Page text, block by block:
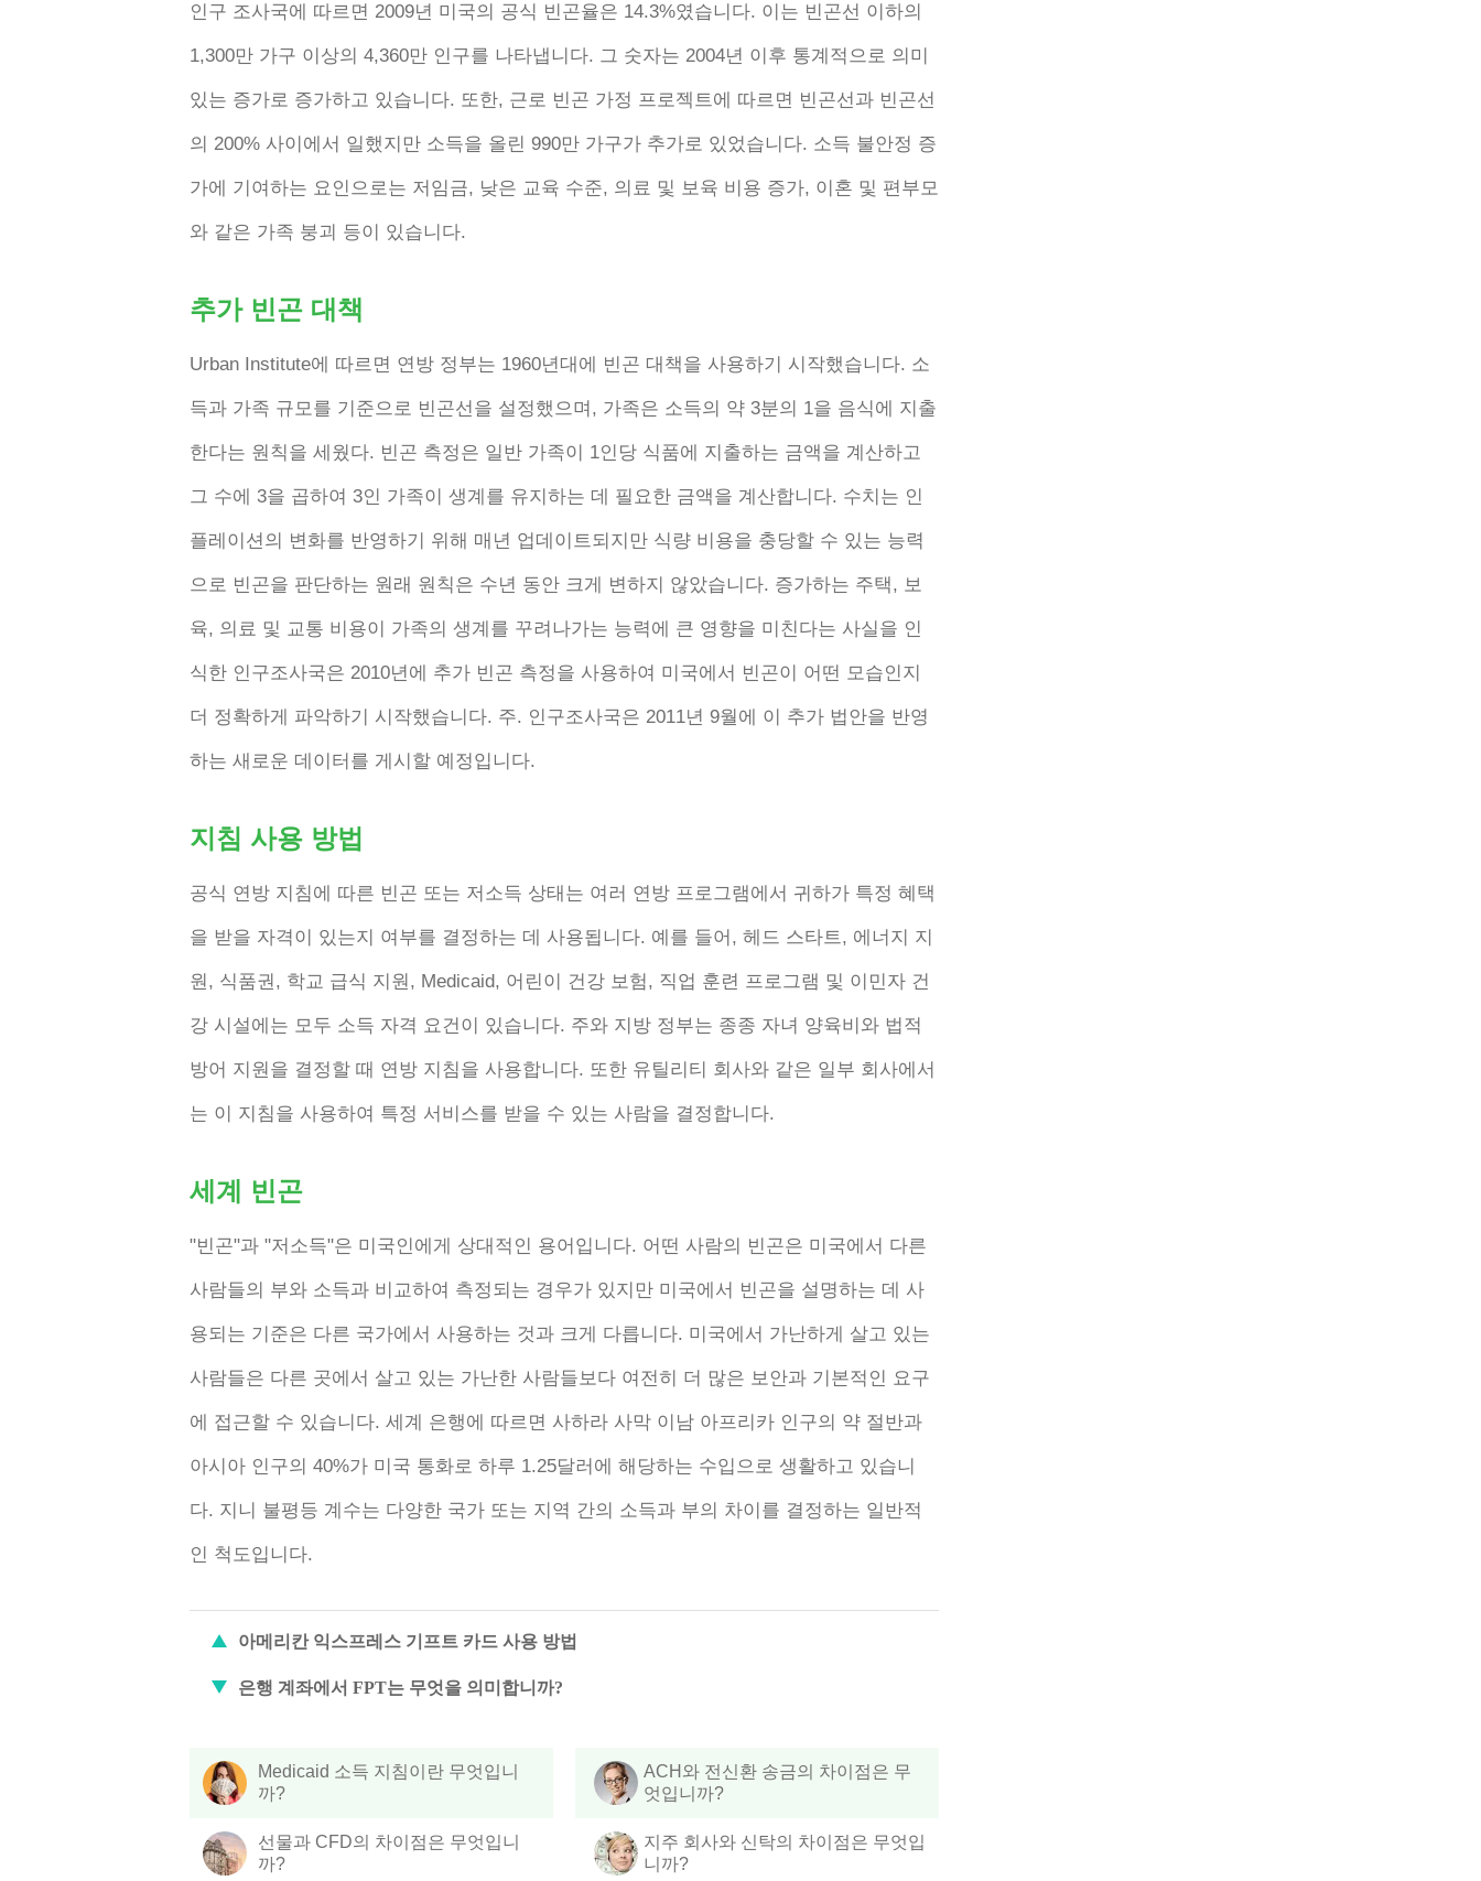
인구 조사국에 따르면 2009년 미국의 공식 빈곤율은 14.3%였습니다. 이는 빈곤선 이하의
1,300만 가구 이상의 4,360만 인구를 나타냅니다. 그 숫자는 2004년 이후 통계적으로 의미
있는 증가로 증가하고 있습니다. 또한, 근로 빈곤 가정 프로젝트에 따르면 빈곤선과 빈곤선
의 200% 사이에서 일했지만 소득을 올린 990만 가구가 추가로 있었습니다. 소득 불안정 증
가에 기여하는 요인으로는 저임금, 낮은 교육 수준, 의료 및 보육 비용 증가, 이혼 및 편부모
와 같은 가족 붕괴 등이 있습니다.
추가 빈곤 대책
Urban Institute에 따르면 연방 정부는 1960년대에 빈곤 대책을 사용하기 시작했습니다. 소
득과 가족 규모를 ​​기준으로 빈곤선을 설정했으며, 가족은 소득의 약 3분의 1을 음식에 지출
한다는 원칙을 세웠다. 빈곤 측정은 일반 가족이 1인당 식품에 지출하는 금액을 계산하고
그 수에 3을 곱하여 3인 가족이 생계를 유지하는 데 필요한 금액을 계산합니다. 수치는 인
플레이션의 변화를 반영하기 위해 매년 업데이트되지만 식량 비용을 충당할 수 있는 능력
으로 빈곤을 판단하는 원래 원칙은 수년 동안 크게 변하지 않았습니다. 증가하는 주택, 보
육, 의료 및 교통 비용이 가족의 생계를 꾸려나가는 능력에 큰 영향을 미친다는 사실을 인
식한 인구조사국은 2010년에 추가 빈곤 측정을 사용하여 미국에서 빈곤이 어떤 모습인지
더 정확하게 파악하기 시작했습니다. 주. 인구조사국은 2011년 9월에 이 추가 법안을 반영
하는 새로운 데이터를 게시할 예정입니다.
지침 사용 방법
공식 연방 지침에 따른 빈곤 또는 저소득 상태는 여러 연방 프로그램에서 귀하가 특정 혜택
을 받을 자격이 있는지 여부를 결정하는 데 사용됩니다. 예를 들어, 헤드 스타트, 에너지 지
원, 식품권, 학교 급식 지원, Medicaid, 어린이 건강 보험, 직업 훈련 프로그램 및 이민자 건
강 시설에는 모두 소득 자격 요건이 있습니다. 주와 지방 정부는 종종 자녀 양육비와 법적
방어 지원을 결정할 때 연방 지침을 사용합니다. 또한 유틸리티 회사와 같은 일부 회사에서
는 이 지침을 사용하여 특정 서비스를 받을 수 있는 사람을 결정합니다.
세계 빈곤
"빈곤"과 "저소득"은 미국인에게 상대적인 용어입니다. 어떤 사람의 빈곤은 미국에서 다른
사람들의 부와 소득과 비교하여 측정되는 경우가 있지만 미국에서 빈곤을 설명하는 데 사
용되는 기준은 다른 국가에서 사용하는 것과 크게 다릅니다. 미국에서 가난하게 살고 있는
사람들은 다른 곳에서 살고 있는 가난한 사람들보다 여전히 더 많은 보안과 기본적인 요구
에 접근할 수 있습니다. 세계 은행에 따르면 사하라 사막 이남 아프리카 인구의 약 절반과
아시아 인구의 40%가 미국 통화로 하루 1.25달러에 해당하는 수입으로 생활하고 있습니
다. 지니 불평등 계수는 다양한 국가 또는 지역 간의 소득과 부의 차이를 결정하는 일반적
인 척도입니다.
아메리칸 익스프레스 기프트 카드 사용 방법
은행 계좌에서 FPT는 무엇을 의미합니까?
Medicaid 소득 지침이란 무엇입니
까?
선물과 CFD의 차이점은 무엇입니
까?
ACH와 전신환 송금의 차이점은 무
엇입니까?
지주 회사와 신탁의 차이점은 무엇입
니까?